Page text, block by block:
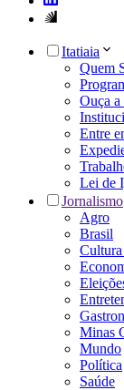
Itatiaia
Quem
Ouça a
Entre
Lei de
Jornalismo
Agro
Brasil
Minas
Mundo
Política
Saúde